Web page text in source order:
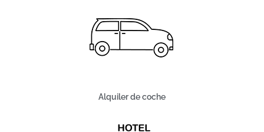
Alquiler de coche